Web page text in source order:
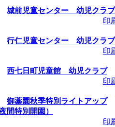
08/10～
子育て講
08/10～
だ暑い！コ
ション 障
城前児童センター 幼児クラブ
印
行仁児童センター 幼児クラブ
印
西七日町児童館 幼児クラブ
印
御薬園秋季特別ライトアップ
夜間特別開園）
印